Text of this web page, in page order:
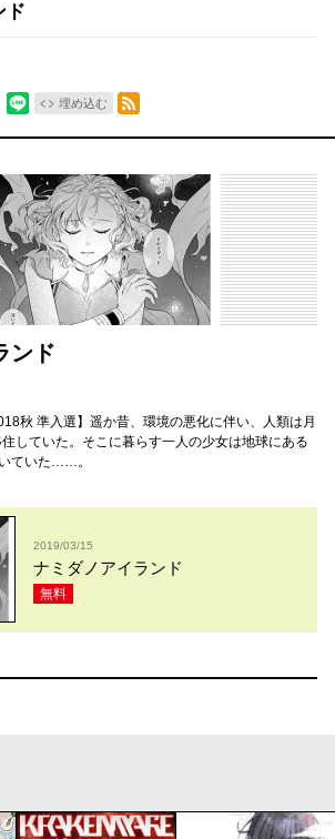
ド
埋め込む
RSSフィード
ンド
秋 準入選】遥か昔、環境の悪化に伴い、人類は月
していた。そこに暮らす一人の少女は地球にある
ていた……。
2019/03/15
ナミダノアイランド
無料